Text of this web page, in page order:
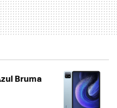
Bruma